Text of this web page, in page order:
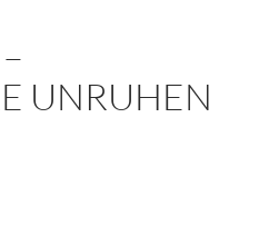
UNRUHEN